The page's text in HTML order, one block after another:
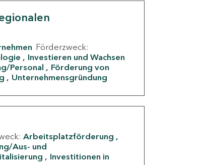
Förderzweck:
Investieren und Wachsen
Personal
Förderung von
Unternehmensgründung
Arbeitsplatzförderung
Aus- und
Investitionen in